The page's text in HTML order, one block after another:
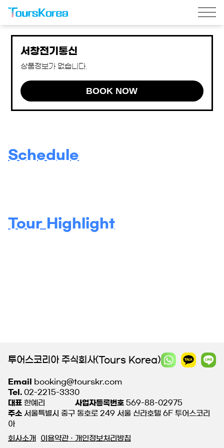
서창전기통신
상품정보가 없습니다.
BOOK NOW
Schedule
Tour Highlight
투어스코리아 주식회사(Tours Korea)
Email
booking@tourskr.com
Tel. 02-2215-3330
대표 한예리 사업자등록번호 569-88-02975
주소 서울특별시 중구 동호로 249 서울 신라호텔 6F 투어스코리
아
회사소개
이용약관 · 개인정보처리방침